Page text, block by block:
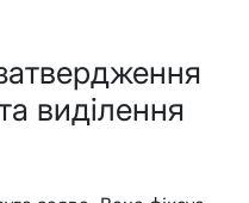
виділення